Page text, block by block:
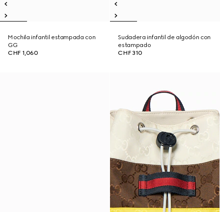
Mochila infantil estampada con
GG
CHF 1,060
Sudadera infantil de algodón con
estampado
CHF 310